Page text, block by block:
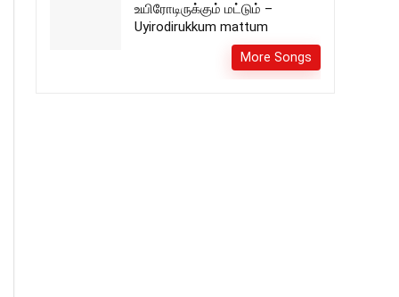
உயிரோடிருக்கும் மட்டும் –
Uyirodirukkum mattum
More Songs